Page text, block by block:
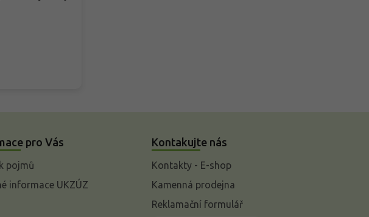
pro Vás
pojmů
informace UKZÚZ
Kontakujte nás
Kontakty - E-shop
Kamenná prodejna
Reklamační formulář